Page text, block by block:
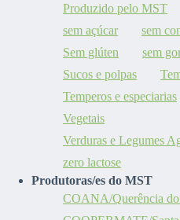
Produzido pelo MST
sem açúcar
sem
Sem glúten
sem
Sucos e polpas
Temperos e especiarias
Vegetais
Verduras e Legumes
zero lactose
Produtoras/es do MST
COANA/Querência